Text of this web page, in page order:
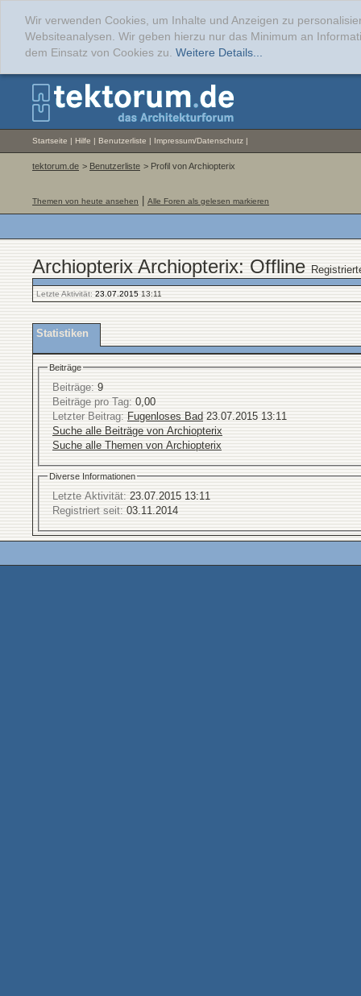
Wir verwenden Cookies, um Inhalte und Anzeigen zu
Websiteanalysen. Wir geben hierzu nur das Minimum an
dem Einsatz von Cookies zu. Weitere Details...
Startseite | Hilfe | Benutzerliste | Impressum/Datenschutz |
tektorum.de > Benutzerliste > Profil von Archiopterix
Themen von heute ansehen Alle Foren als gelesen markieren
Archiopterix Archiopterix: Offline
Letzte Aktivität: 23.07.2015 13:11
Statistiken
Beiträge
Beiträge: 9
Beiträge pro Tag: 0,00
Letzter Beitrag: Fugenloses Bad 23.07.2015 13:11
Suche alle Beiträge von Archiopterix
Suche alle Themen von Archiopterix
Diverse Informationen
Letzte Aktivität: 23.07.2015 13:11
Registriert seit: 03.11.2014